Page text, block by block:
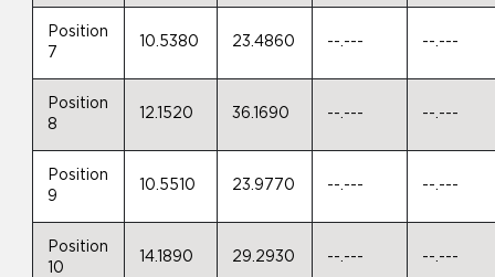
Position
7
10.5380 23.4860 --.--- --.---
Position
8
12.1520 36.1690 --.--- --.---
Position
9
10.5510 23.9770 --.--- --.---
Position
10
14.1890 29.2930 --.--- --.---